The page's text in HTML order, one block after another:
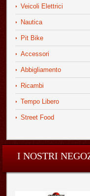
Veicoli Elettrici
Nautica
Pit Bike
Accessori
Abbigliamento
Ricambi
Tempo Libero
Street Food
I NOSTRI